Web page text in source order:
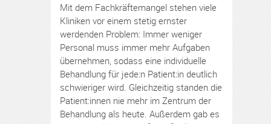
Mit dem Fachkräftemangel stehen viele
Kliniken vor einem stetig ernster
werdenden Problem: Immer weniger
Personal muss immer mehr Aufgaben
übernehmen, sodass eine individuelle
Behandlung für jede:n Patient:in deutlich
schwieriger wird. Gleichzeitig standen die
Patient:innen nie mehr im Zentrum der
Behandlung als heute. Außerdem gab es